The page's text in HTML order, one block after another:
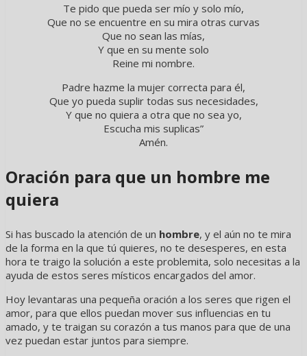
Te pido que pueda ser mío y solo mío,
Que no se encuentre en su mira otras curvas
Que no sean las mías,
Y que en su mente solo
Reine mi nombre.
Padre hazme la mujer correcta para él,
Que yo pueda suplir todas sus necesidades,
Y que no quiera a otra que no sea yo,
Escucha mis suplicas”
Amén.
Oración para que un hombre me
quiera
Si has buscado la atención de un hombre, y el aún no te mira
de la forma en la que tú quieres, no te desesperes, en esta
hora te traigo la solución a este problemita, solo necesitas a la
ayuda de estos seres místicos encargados del amor.
Hoy levantaras una pequeña oración a los seres que rigen el
amor, para que ellos puedan mover sus influencias en tu
amado, y te traigan su corazón a tus manos para que de una
vez puedan estar juntos para siempre.